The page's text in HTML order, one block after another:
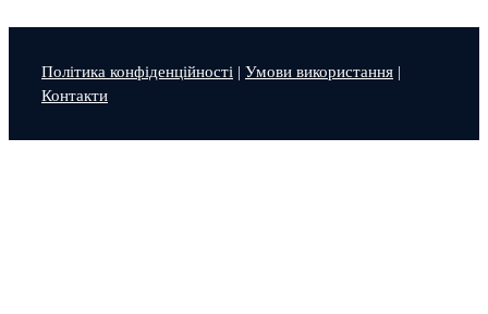
Політика конфіденційності | Умови використання |
Контакти